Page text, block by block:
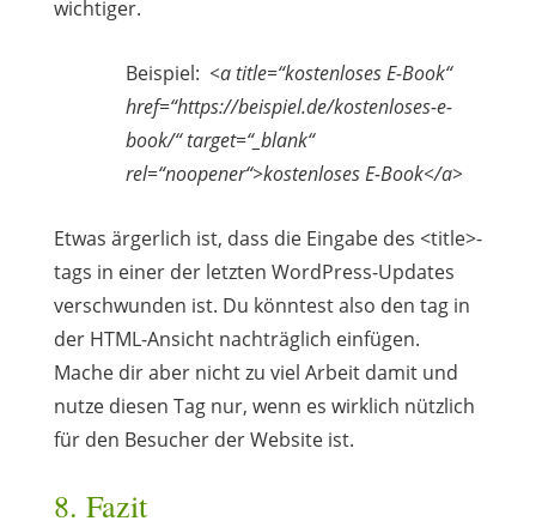
wichtiger.
Beispiel: <a title=“kostenloses E-Book“
href=“https://beispiel.de/kostenloses-e-
book/“ target=“_blank“
rel=“noopener“>kostenloses E-Book</a>
Etwas ärgerlich ist, dass die Eingabe des <title>-
tags in einer der letzten WordPress-Updates
verschwunden ist. Du könntest also den tag in
der HTML-Ansicht nachträglich einfügen.
Mache dir aber nicht zu viel Arbeit damit und
nutze diesen Tag nur, wenn es wirklich nützlich
für den Besucher der Website ist.
8. Fazit